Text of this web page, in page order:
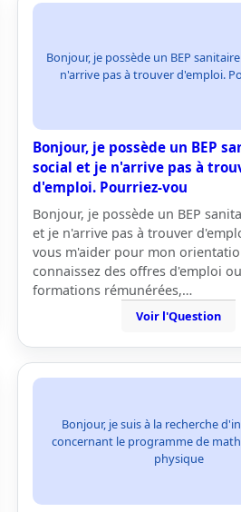
Bonjour, je possède un BEP
n'arrive pas à trouver d'emploi.
Bonjour, je possède un BEP
social et je n'arrive pas à
d'emploi. Pourriez-vou
Bonjour, je possède un BEP
et je n'arrive pas à trouver
vous m'aider pour mon
connaissez des offres d'emploi
formations rémunérées,…
Voir l'Question
Bonjour, je suis à la recherche
concernant le programme de
physique